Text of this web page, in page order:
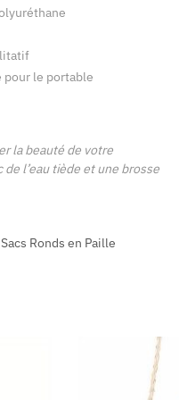
pour le portable
la beauté de votre
l’eau tiède et une brosse
Sacs Ronds en Paille